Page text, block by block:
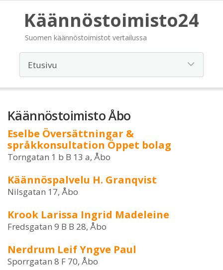
Käännöstoimisto24
Suomen käännöstoimistot vertailussa
Käännöstoimisto Åbo
Eselbe Översättningar &
språkkonsultation Öppet bolag
Torngatan 1 b B 13 a, Åbo
Käännöspalvelu H. Granqvist
Nilsgatan 17, Åbo
Krook Larissa Ingrid Madeleine
Fredsgatan 9 B B 28, Åbo
Nerdrum Leif Yngve Paul
Sporrgatan 8 F 70, Åbo